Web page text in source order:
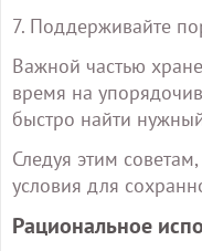
7. Поддерживайте
Важной частью
время на
быстро найти
Следуя этим
условия для
Рациональное